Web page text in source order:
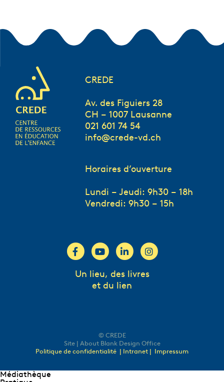
CREDE
Av. des Figuiers 28
CH – 1007 Lausanne
021 601 74 54
info@crede-vd.ch
Horaires d’ouverture
Lundi – Jeudi: 9h30 – 18h
Vendredi: 9h30 – 15h
Un lieu, des livres
et du lien
© CREDE
Site | About Blank Design Office
Politique de confidentialité | Intranet | Impressum
Médiathèque